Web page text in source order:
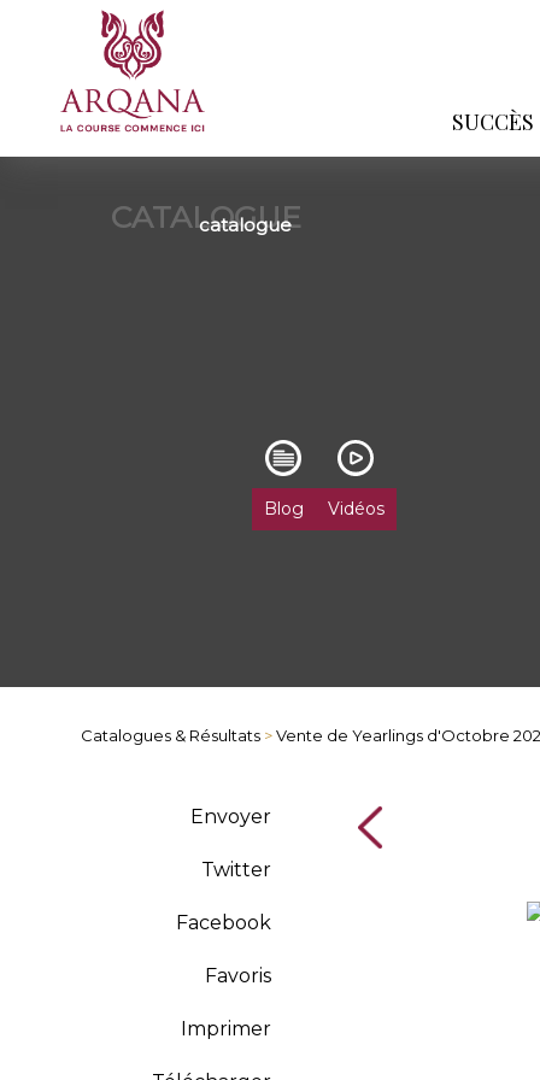
SUCCÈS
CATALOGUE
catalogue
Blog Vidéos
Catalogues & Résultats >Vente de Yearlings d'Octobre
Envoyer
Twitter
Facebook
Favoris
Imprimer